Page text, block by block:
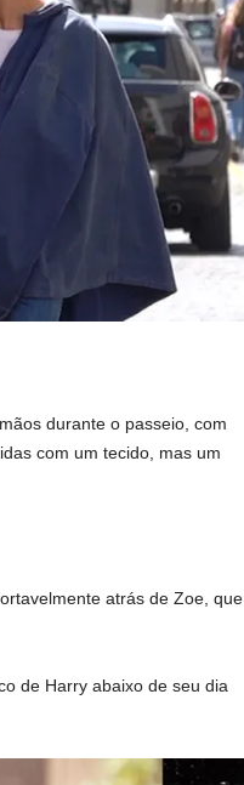
durante o passeio, com
com um tecido, mas um
atrás de Zoe, que
de Harry abaixo de seu dia